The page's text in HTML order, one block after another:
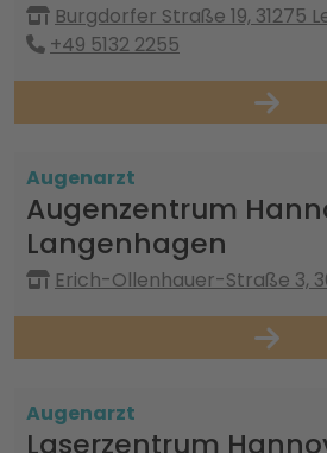
Burgdorfer Straße 19, 31275
+49 5132 2255
Augenarzt
Augenzentrum
Langenhagen
Erich-Ollenhauer-Straße 3,
Augenarzt
Laserzentrum